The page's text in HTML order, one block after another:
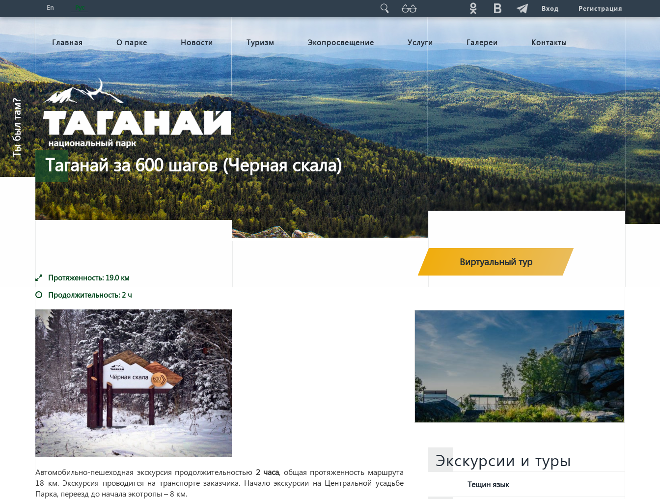
En Рус Вход Регистрация
Главная О парке Новости Туризм Экопросвещение Услуги Галереи Контакты
Таганай за 600 шагов (Черная скала)
Ты был там?
Протяженность: 19.0 км
Продолжительность: 2 ч
Автомобильно-пешеходная экскурсия продолжительностью 2 часа, общая протяженность маршрута
18 км. Экскурсия проводится на транспорте заказчика. Начало экскурсии на Центральной усадьбе
Парка, переезд до начала экотропы – 8 км.
Виртуальный тур
Экскурсии и туры
Тещин язык